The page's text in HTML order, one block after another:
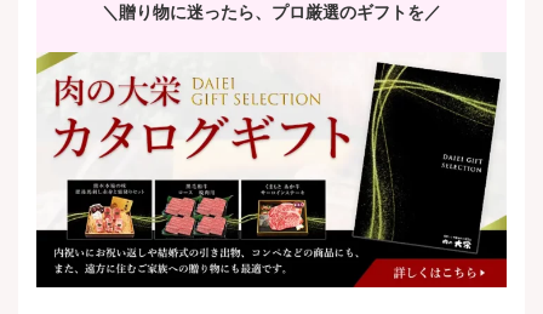
＼贈り物に迷ったら、プロ厳選のギフトを／